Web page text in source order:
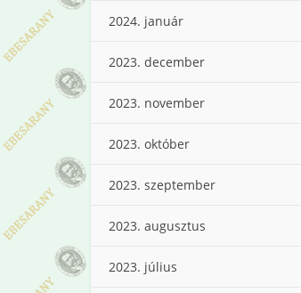
2024. január
2023. december
2023. november
2023. október
2023. szeptember
2023. augusztus
2023. július